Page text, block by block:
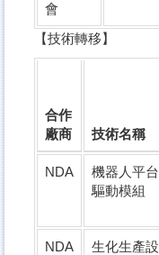
會
【技術轉移】
合作
廠商
技術名稱
NDA
機器人平台
驅動模組
NDA
生化生產設